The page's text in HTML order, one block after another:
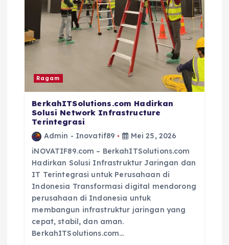
Ragam
BerkahITSolutions.com Hadirkan
Solusi Network Infrastructure
Terintegrasi
Admin - Inovatif89
Mei 25, 2026
iNOVATIF89.com – BerkahITSolutions.com
Hadirkan Solusi Infrastruktur Jaringan dan
IT Terintegrasi untuk Perusahaan di
Indonesia Transformasi digital mendorong
perusahaan di Indonesia untuk
membangun infrastruktur jaringan yang
cepat, stabil, dan aman.
BerkahITSolutions.com…